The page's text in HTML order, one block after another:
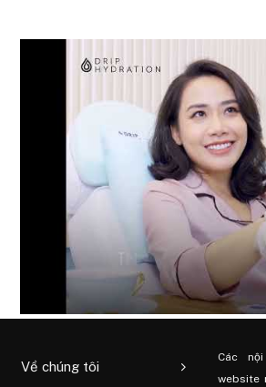
Về chúng tôi
Các
website